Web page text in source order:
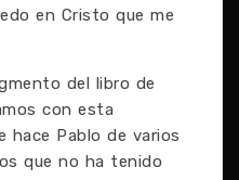
en Cristo que me
del libro de
con esta
hace Pablo de varios
que no ha tenido